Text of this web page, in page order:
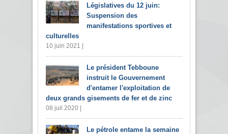
Législatives du 12 juin:
Suspension des
manifestations sportives et
culturelles
10 juin 2021 |
Le président Tebboune
instruit le Gouvernement
d'entamer l'exploitation de
deux grands gisements de fer et de zinc
08 juil 2020 |
Le pétrole entame la semaine